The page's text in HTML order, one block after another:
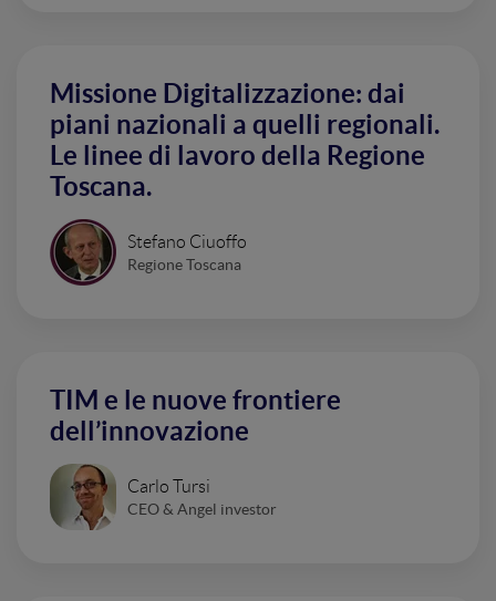
Missione Digitalizzazione: dai
piani nazionali a quelli regionali.
Le linee di lavoro della Regione
Toscana.
Stefano Ciuoffo
Regione Toscana
TIM e le nuove frontiere
dell’innovazione
Carlo Tursi
CEO & Angel investor